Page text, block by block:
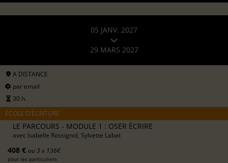
05 JANV. 2027
29 MARS 2027
A DISTANCE
par email
30 h.
ÉCOLE D'ÉCRITURE
LE PARCOURS - MODULE 1 : OSER ÉCRIRE
avec Isabelle Rossignol, Sylvette Labat
408 € ou 3 x 136€
pour les particuliers